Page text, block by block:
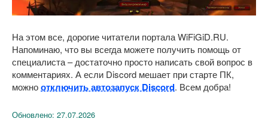
На этом все, дорогие читатели портала WiFiGiD.RU.
Напоминаю, что вы всегда можете получить помощь от
специалиста – достаточно просто написать свой вопрос в
комментариях. А если Discord мешает при старте ПК,
можноотключить автозапуск Discord. Всем добра!
Обновлено: 27.07.2026